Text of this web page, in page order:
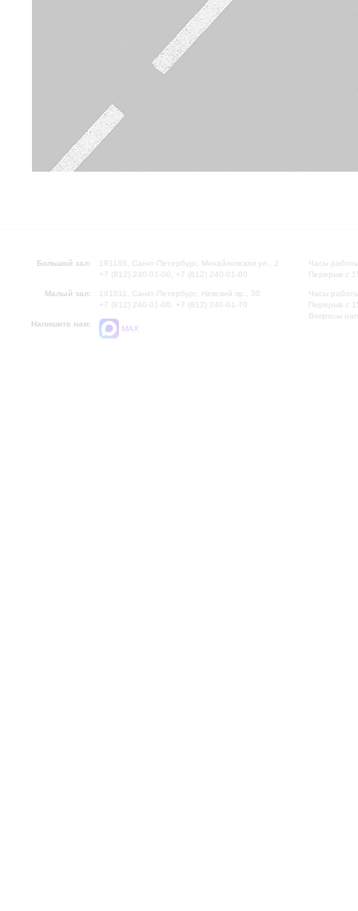
Большой зал:
191186, Санкт-Петербург, Михайловская ул., 2
+7 (812) 240-01-00, +7 (812) 240-01-80
Малый зал:
191011, Санкт-Петербург, Невский пр., 30
+7 (812) 240-01-00, +7 (812) 240-01-70
Напишите нам:
MAX
Часы
Перерыв с
Часы
Перерыв с
Вопросы